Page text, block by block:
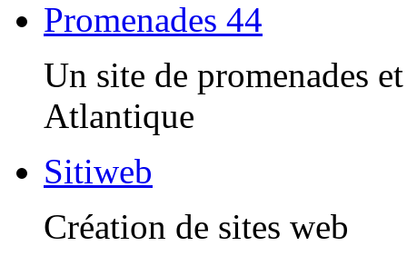
Promenades 44
Un site de promenades
Atlantique
Sitiweb
Création de sites web